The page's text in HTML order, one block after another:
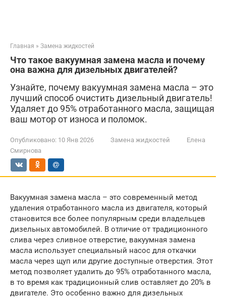
Главная » Замена жидкостей
Что такое вакуумная замена масла и почему
она важна для дизельных двигателей?
Узнайте, почему вакуумная замена масла – это
лучший способ очистить дизельный двигатель!
Удаляет до 95% отработанного масла, защищая
ваш мотор от износа и поломок.
Опубликовано: 10 Янв 2026 Замена жидкостей
Елена
Смирнова
Вакуумная замена масла – это современный метод
удаления отработанного масла из двигателя, который
становится все более популярным среди владельцев
дизельных автомобилей. В отличие от традиционного
слива через сливное отверстие, вакуумная замена
масла использует специальный насос для откачки
масла через щуп или другие доступные отверстия. Этот
метод позволяет удалить до 95% отработанного масла,
в то время как традиционный слив оставляет до 20% в
двигателе. Это особенно важно для дизельных